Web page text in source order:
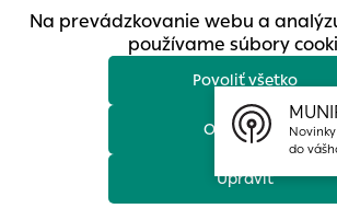
umiestnenej v SZZ ZO 24-29 „SAD MIERU“
371/91, 371/1,katastrálne územie:
Normal 0 21 false false false
Definitions */ table.MsoNormalTable {mso-
name:”Normálna tabuľka”; mso-tstyle-
tstyle-colband-size:0; mso-style-
parent:””; mso-padding-alt:0cm 5.4pt 0cm
margin:0cm; mso-para-margin-
Na prevádzkovanie webu a
používame súbory
Povoliť všetko
Odmietnuť
Upraviť
Uložiť nastavenia
Viac informácií
do